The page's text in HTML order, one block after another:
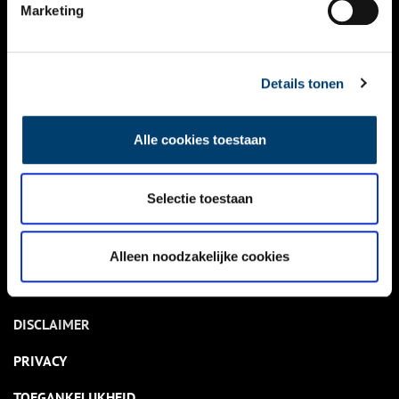
Marketing
Details tonen
Alle cookies toestaan
Selectie toestaan
Alleen noodzakelijke cookies
NIEUWS
KALENDER
ACTIVITEITEN
NIEUWSBRIEF
DISCLAIMER
PRIVACY